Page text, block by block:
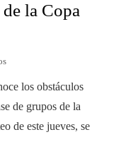
la Copa
los obstáculos
de grupos de la
de este jueves, se